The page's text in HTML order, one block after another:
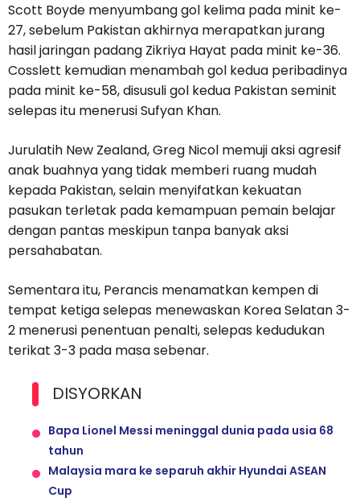
Scott Boyde menyumbang gol kelima pada minit ke-
27, sebelum Pakistan akhirnya merapatkan jurang
hasil jaringan padang Zikriya Hayat pada minit ke-36.
Cosslett kemudian menambah gol kedua peribadinya
pada minit ke-58, disusuli gol kedua Pakistan seminit
selepas itu menerusi Sufyan Khan.
Jurulatih New Zealand, Greg Nicol memuji aksi agresif
anak buahnya yang tidak memberi ruang mudah
kepada Pakistan, selain menyifatkan kekuatan
pasukan terletak pada kemampuan pemain belajar
dengan pantas meskipun tanpa banyak aksi
persahabatan.
Sementara itu, Perancis menamatkan kempen di
tempat ketiga selepas menewaskan Korea Selatan 3-
2 menerusi penentuan penalti, selepas kedudukan
terikat 3-3 pada masa sebenar.
DISYORKAN
Bapa Lionel Messi meninggal dunia pada usia 68
tahun
Malaysia mara ke separuh akhir Hyundai ASEAN
Cup